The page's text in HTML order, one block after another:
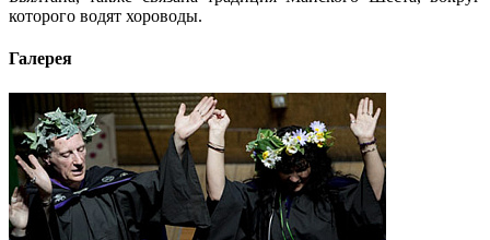
которого водят хороводы.
Галерея